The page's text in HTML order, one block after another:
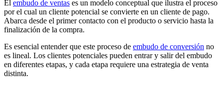
El embudo de ventas es un modelo conceptual que ilustra el proceso
por el cual un cliente potencial se convierte en un cliente de pago.
Abarca desde el primer contacto con el producto o servicio hasta la
finalización de la compra.
Es esencial entender que este proceso de embudo de conversión no
es lineal. Los clientes potenciales pueden entrar y salir del embudo
en diferentes etapas, y cada etapa requiere una estrategia de venta
distinta.